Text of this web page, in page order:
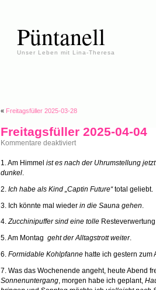
Püntanell
Unser Leben mit Lina-Theresa
« Freitagsfüller 2025-03-28
Freitagsfüller 2025-04-04
Kommentare deaktiviertfür
04-
1. Am Himmel ist es nach der Uhrumstellung
dunkel.
2. Ich habe als Kind „Captin Future“total geliebt.
3. Ich könnte mal wieder in die Sauna gehen
4.Zucchinipuffer sind eine tolle
5. Am Montag geht der Alltagstrott weiter.
6. Formidable Kohlpfanne hatte ich gestern zum
7. Was das Wochenende angeht, heute Abend
Sonnenuntergang , morgen habe ich geplant,